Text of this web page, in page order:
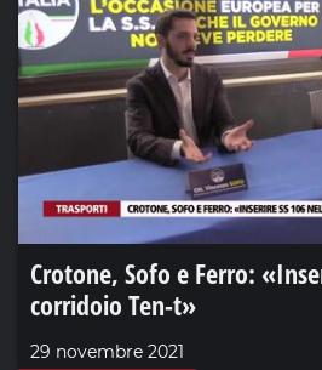
Crotone, Sofo e Ferro:
corridoio Ten-t»
29 novembre 2021